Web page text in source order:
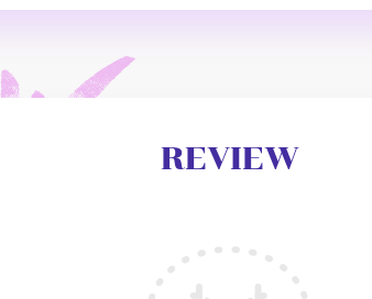
REVIEW